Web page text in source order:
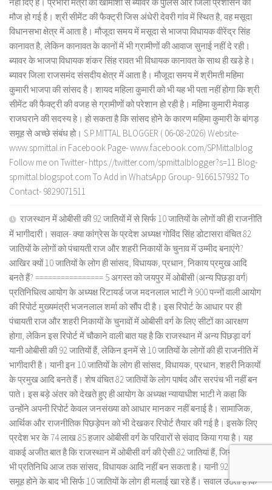
मौज हो गई है। श्री सीमेंट की फैक्ट्री जिस अंधेरी देवरी गांव में स्थित है, वह मसूदा
विधानसभा क्षेत्र में आता है। मौजूदा समय में मसूदा से भाजपा विधायक वीरेंद्र सिंह
कानावत है, लेकिन कानावत के कानों में भी ग्रामीणों की आवाज सुनाई नहीं दे रही।
ब्यावर के भाजपा विधायक शंकर सिंह रावत भी विधायक कानावत के साथ ही खड़े हे।
ब्यावर जिला राजसमंद संसदीय क्षेत्र में आता है। मौजूदा समय में श्रीमती महिमा
कुमारी भाजपा की सांसद है। शायद महिला कुमारी को भी यह भी पता नहीं होगा कि श्री
सीमेंट की फैक्ट्री की वजह से ग्रामीणों को परेशान हो रही है। महिमा कुमारी मेवाड़
राजघराने की सदस्य हे। हो सकता है कि सांसद होने के कारण महिमा कुमारी के बांगड़
समूह से अच्छे संबंध हो। S.P.MITTAL BLOGGER ( 06-08-2026) Website-
www.spmittal.in Facebook Page- www.facebook.com/SPMittalblog
Follow me on Twitter- https://twitter.com/spmittalblogger?s=11 Blog-
spmittal.blogspot.com To Add in WhatsApp Group- 9166157932 To
Contact- 9829071511
राजस्थान में ओबीसी की 92 जातियों में से सिर्फ 10 जातियों के लोगों की ही राजनीति
में भागीदारी। सवाल- क्या कांग्रेस के प्रदेश अध्यक्ष गोविंद सिंह डोटासरा वंचित 82
जातियों के लोगों को पंचायती राज और शहरी निकायों के चुनाव में उम्मीद बनाएंगे?
आखिर क्यों 10 जातियों के लोग ही सांसद, विधायक, प्रधान, निकाय प्रमुख आदि
बनते हैं? ================ 5 अगस्त को जयपुर में ओबीसी (अन्य पिछड़ा वर्ग)
प्रतिनिधित्व आयोग के अध्यक्ष रिटायर्ड जज मदनलाल भाटी ने 900 पन्नों वाली आयोग
की रिपोर्ट मुख्यमंत्री भजनलाल शर्मा को सौंप दी है। इस रिपोर्ट के आधार पर ही
पंचायती राज और शहरी निकायों के चुनावों में ओबीसी वर्ग के लिए सीटों का आरक्षण
होगा, लेकिन इस रिपोर्ट में चौकाने वाली बात यह है कि राजस्थान में अन्य पिछड़ा वर्ग
यानी ओबीसी की 92 जातियों हैं, लेकिन इनमें से 10 जातियों के लोगों की ही राजनीति में
भागीदारी है। यानी इन 10 जातियों के लोग ही सांसद, विधायक, प्रधान, शहरी निकायों
के प्रमुख आदि बनते हैं। शेष वंचित 82 जातियों के लोग पार्षद और सरपंच भी नहीं बन
पाते। इस बड़े अंतर को देखते हुए ही आयोग के अध्यक्ष न्यायाधीश भाटी ने कहा कि
उन्होंने अपनी रिपोर्ट केवल जनसंख्या को आधार मानकर नहीं बनाई है। सामाजिक,
आर्थिक और राजनीतिक पिछड़ेपन को भी देखकर रिपोर्ट तैयार की गई है। इसके लिए
प्रदेश भर के 74 लाख 85 हजार ओबीसी वर्ग के परिवारों से संवाद किया गया है। यह
वाकई अजीत बात है कि राजस्थान में ओबीसी वर्ग की ऐसी 82 जातियां हैं, जिनका कोई
भी प्रतिनिधि आज तक सांसद, विधायक आदि नहीं बन सकता है। यानी 92 जातियों का
समूह होने के बाद भी सिर्फ 10 जातियों के लोग ही मलाई खा रहे हैं। सवाल उठता है कि